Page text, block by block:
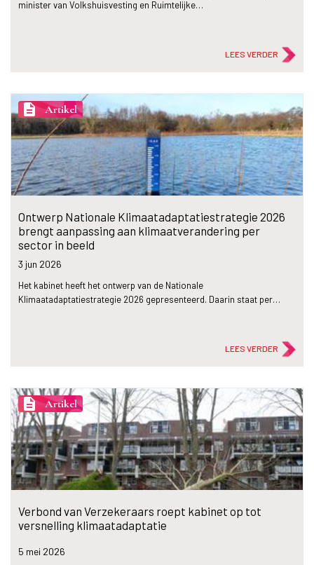
minister van Volkshuisvesting en Ruimtelijke…
LEES VERDER
description Artikel
Ontwerp Nationale Klimaatadaptatiestrategie 2026
brengt aanpassing aan klimaatverandering per
sector in beeld
3 jun 2026
Het kabinet heeft het ontwerp van de Nationale
Klimaatadaptatiestrategie 2026 gepresenteerd. Daarin staat per…
LEES VERDER
description Artikel
Verbond van Verzekeraars roept kabinet op tot
versnelling klimaatadaptatie
5 mei 2026